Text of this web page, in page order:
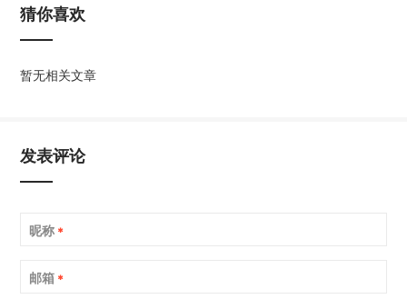
猜你喜欢
暂无相关文章
发表评论
昵称 *
邮箱 *